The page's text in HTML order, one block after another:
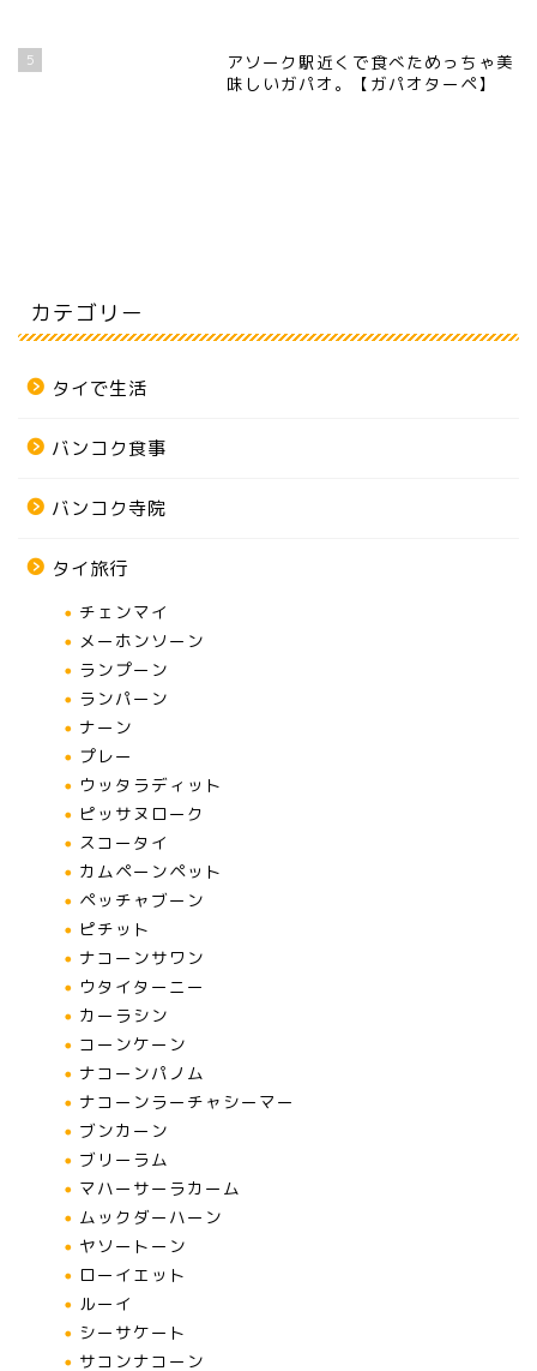
5
アソーク駅近くで食べためっちゃ美
味しいガパオ。【ガパオターペ】
カテゴリー
タイで生活
バンコク食事
バンコク寺院
タイ旅行
チェンマイ
メーホンソーン
ランプーン
ランパーン
ナーン
プレー
ウッタラディット
ピッサヌローク
スコータイ
カムペーンペット
ペッチャブーン
ピチット
ナコーンサワン
ウタイターニー
カーラシン
コーンケーン
ナコーンパノム
ナコーンラーチャシーマー
ブンカーン
ブリーラム
マハーサーラカーム
ムックダーハーン
ヤソートーン
ローイエット
ルーイ
シーサケート
サコンナコーン